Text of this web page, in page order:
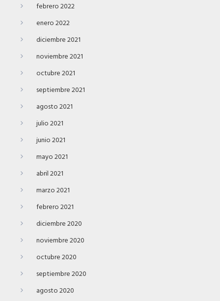
febrero 2022
enero 2022
diciembre 2021
noviembre 2021
octubre 2021
septiembre 2021
agosto 2021
julio 2021
junio 2021
mayo 2021
abril 2021
marzo 2021
febrero 2021
diciembre 2020
noviembre 2020
octubre 2020
septiembre 2020
agosto 2020